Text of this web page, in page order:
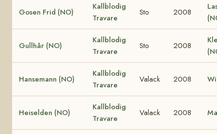
Gosen Frid (NO)
Kallblodig
Travare
Sto 2008
Gullhår (NO)
Kallblodig
Travare
Sto 2008
Hansemann (NO)
Kallblodig
Travare
Valack 2008
Heiselden (NO)
Kallblodig
Travare
Valack 2008